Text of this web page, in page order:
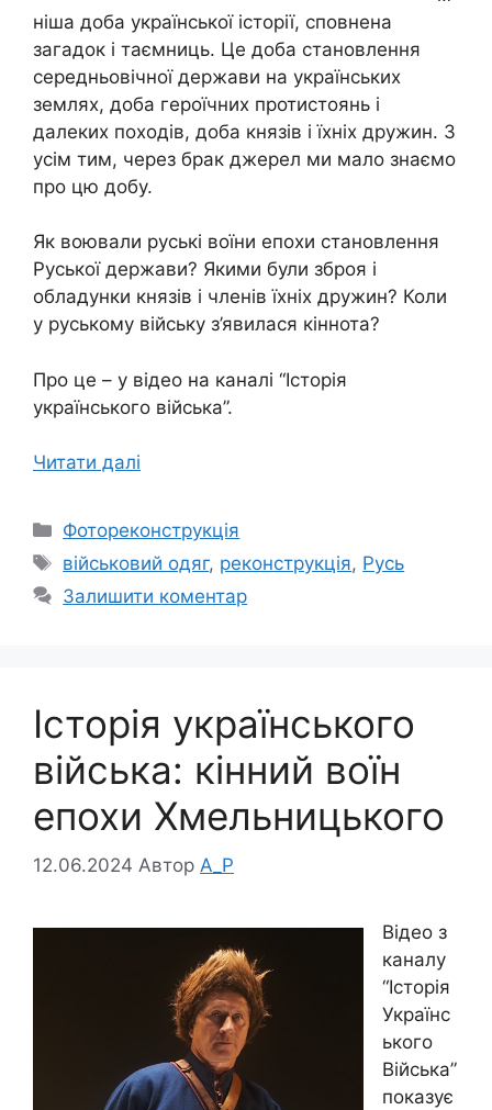
ніша доба української історії, сповнена
загадок і таємниць. Це доба становлення
середньовічної держави на українських
землях, доба героїчних протистоянь і
далеких походів, доба князів і їхніх дружин. З
усім тим, через брак джерел ми мало знаємо
про цю добу.
Як воювали руські воїни епохи становлення
Руської держави? Якими були зброя і
обладунки князів і членів їхніх дружин? Коли
у руському війську з’явилася кіннота?
Про це – у відео на каналі “Історія
українського війська”.
Читати далі
Категорії
Фотореконструкція
Позначки
військовий одяг, реконструкція, Русь
Залишити коментар
Історія українського
війська: кінний воїн
епохи Хмельницького
12.06.2024 Автор A_P
Відео з
каналу
“Історія
Українс
ького
Війська”
показує